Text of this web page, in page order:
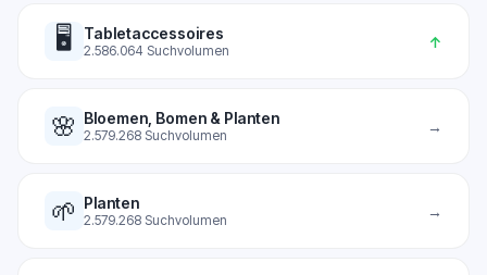
🖥️ Tabletaccessoires
2.586.064 Suchvolumen ↑
🌸 Bloemen, Bomen & Planten
2.579.268 Suchvolumen →
🌱 Planten
2.579.268 Suchvolumen →